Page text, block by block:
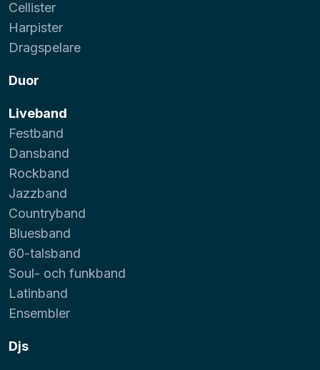
Cellister
Harpister
Dragspelare
Duor
Liveband
Festband
Dansband
Rockband
Jazzband
Countryband
Bluesband
60-talsband
Soul- och funkband
Latinband
Ensembler
Djs